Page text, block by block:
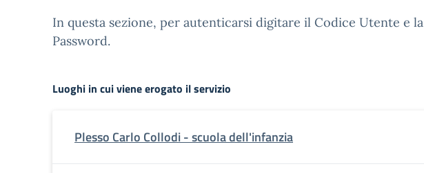
In questa sezione, per autenticarsi digitare il Codice Utente e la
Password.
Luoghi in cui viene erogato il servizio
Plesso Carlo Collodi - scuola dell'infanzia